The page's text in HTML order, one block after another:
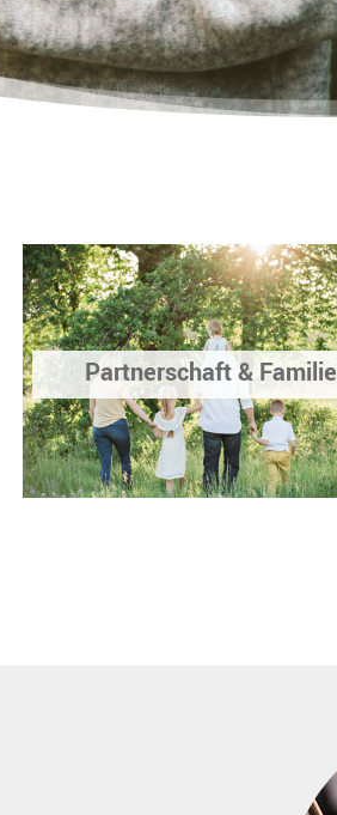
Partnerschaft & Familie